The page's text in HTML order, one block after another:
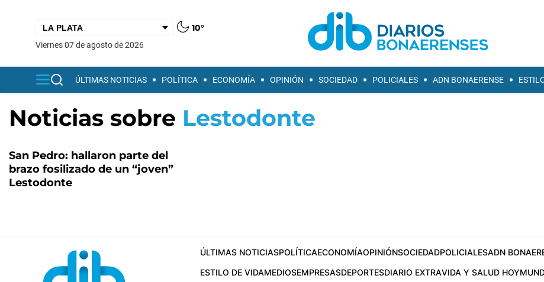
10°
viernes 07 de agosto de 2026
ÚLTIMAS NOTICIAS POLÍTICA ECONOMÍA OPINIÓN SOCIEDAD POLICIALES ADN BONAERENSE
Noticias sobre Lestodonte
San Pedro: hallaron parte del
brazo fosilizado de un “joven”
Lestodonte
ÚLTIMAS NOTICIASPOLÍTICAECONOMÍAOPINIÓNSOCIEDADPOLICIALESADN
ESTILO DE VIDAMEDIOSEMPRESASDEPORTESDIARIO EXTRAVIDA Y SALUD HOY